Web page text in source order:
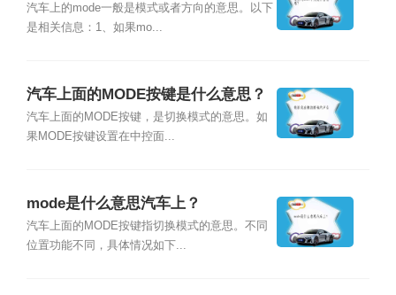
汽车上的mode一般是模式或者方向的意思。以下
是相关信息：1、如果mo...
汽车上面的MODE按键是什么意思？
汽车上面的MODE按键，是切换模式的意思。如
果MODE按键设置在中控面...
mode是什么意思汽车上？
汽车上面的MODE按键指切换模式的意思。不同
位置功能不同，具体情况如下...